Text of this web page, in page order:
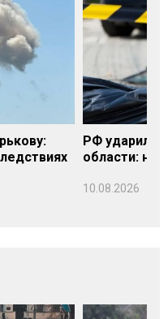
РФ ударила
области: на
10.08.2026